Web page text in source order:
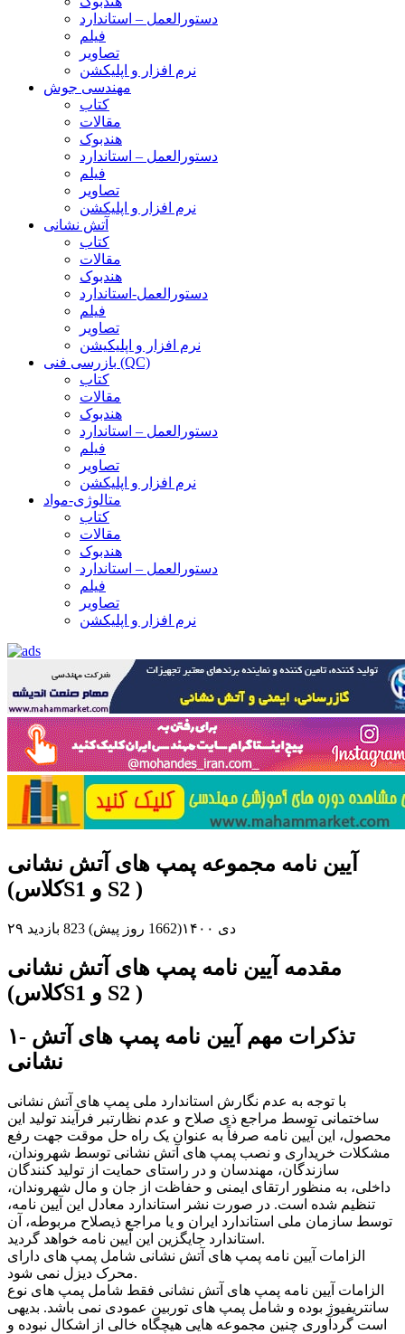
دستورالعمل – استاندارد
فیلم
تصاویر
نرم افزار و اپلیکشن
مهندسی جوش
کتاب
مقالات
هندبوک
دستورالعمل – استاندارد
فیلم
تصاویر
نرم افزار و اپلیکشن
آتش نشانی
کتاب
مقالات
هندبوک
دستورالعمل-استاندارد
فیلم
تصاویر
نرم افزار و اپلیکیشن
بازرسی فنی (QC)
کتاب
مقالات
هندبوک
دستورالعمل – استاندارد
فیلم
تصاویر
نرم افزار و اپلیکشن
متالوژی-مواد
کتاب
مقالات
هندبوک
دستورالعمل – استاندارد
فیلم
تصاویر
نرم افزار و اپلیکشن
آیین نامه مجموعه پمپ های آتش نشانی
(کلاسS1 و S2 )
۲۹ دی ۱۴۰۰(1662 روز پیش) 823 بازدید
مقدمه آیین نامه پمپ های آتش نشانی
(کلاسS1 و S2 )
۱- تذکرات مهم آیین نامه پمپ های آتش
نشانی
با توجه به عدم نگارش استاندارد ملی پمپ های آتش نشانی
ساختمانی توسط مراجع ذی صلاح و عدم نظارتبر فرآیند تولید این
محصول، این آیین نامه صرفاً به عنوان یک راه حل موقت جهت رفع
مشکلات خریداری و نصب پمپ های آتش نشانی توسط شهروندان،
سازندگان، مهندسان و در راستای حمایت از تولید کنندگان
داخلی، به منظور ارتقای ایمنی و حفاظت از جان و مال شهروندان،
تنظیم شده است. در صورت نشر استاندارد معادل این آیین نامه،
توسط سازمان ملی استاندارد ایران و یا مراجع ذیصلاح مربوطه، آن
استاندارد جایگزین این آیین نامه خواهد گردید.
الزامات آیین نامه پمپ های آتش نشانی شامل پمپ های دارای
محرک دیزل نمی شود.
الزامات آیین نامه پمپ های آتش نشانی فقط شامل پمپ های نوع
سانتریفیوژ بوده و شامل پمپ های توربین عمودی نمی باشد. بدیهی
است گردآوری چنین مجموعه هایی هیچگاه خالی از اشکال نبوده و